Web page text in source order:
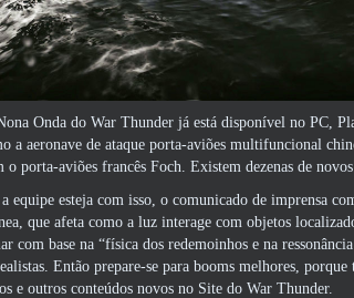
Onda do War Thunder já está disponível no PC,
a aeronave de ataque porta-aviões multifuncional
porta-aviões francês Foch. Existem dezenas de
equipe esteja com isso, o comunicado de imprensa
que afeta como a luz interage com objetos
com base na “física dos redemoinhos e na
Então prepare-se para booms melhores,
e outros conteúdos novos no Site do War Thunder.